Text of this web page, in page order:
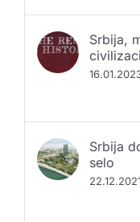
Srbija,
Srbija
selo